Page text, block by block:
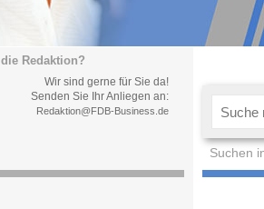
Redaktion?
Wir sind gerne für Sie da!
Senden Sie Ihr Anliegen an:
Redaktion@FDB-Business.de
Suchen